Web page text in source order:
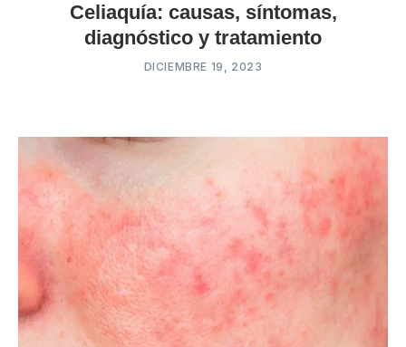
Celiaquía: causas, síntomas,
diagnóstico y tratamiento
DICIEMBRE 19, 2023